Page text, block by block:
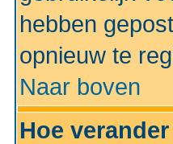
hebben
opnieuw te
Naar boven
Hoe